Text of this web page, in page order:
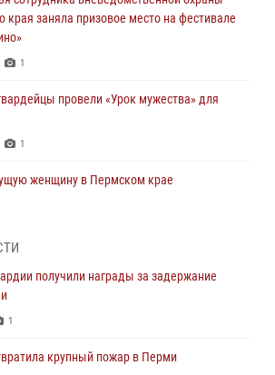
края заняла призовое место на фестивале
1
провели «Урок мужества» для
1
женщину в Пермском крае
приняли участие в торжественном
1
силовую поддержку при задержании
получили награды за задержание
1
крупный пожар в Перми